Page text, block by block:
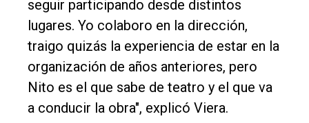
seguir participando desde distintos
lugares. Yo colaboro en la dirección,
traigo quizás la experiencia de estar en la
organización de años anteriores, pero
Nito es el que sabe de teatro y el que va
a conducir la obra", explicó Viera.